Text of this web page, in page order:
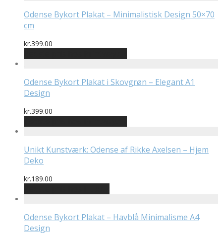
Odense Bykort Plakat – Minimalistisk Design 50×70
cm
kr.399.00
Odense Bykort Plakat i Skovgrøn – Elegant A1
Design
kr.399.00
Unikt Kunstværk: Odense af Rikke Axelsen – Hjem
Deko
kr.189.00
Odense Bykort Plakat – Havblå Minimalisme A4
Design